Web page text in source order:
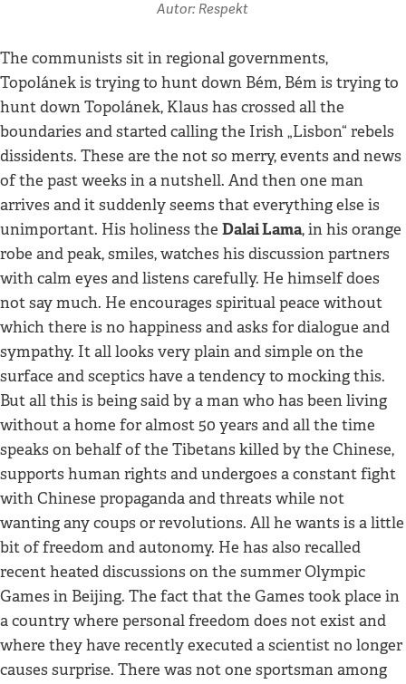
Autor: Respekt
The communists sit in regional governments,
Topolánek is trying to hunt down Bém, Bém is trying to
hunt down Topolánek, Klaus has crossed all the
boundaries and started calling the Irish „Lisbon“ rebels
dissidents. These are the not so merry, events and news
of the past weeks in a nutshell. And then one man
arrives and it suddenly seems that everything else is
unimportant. His holiness the Dalai Lama, in his orange
robe and peak, smiles, watches his discussion partners
with calm eyes and listens carefully. He himself does
not say much. He encourages spiritual peace without
which there is no happiness and asks for dialogue and
sympathy. It all looks very plain and simple on the
surface and sceptics have a tendency to mocking this.
But all this is being said by a man who has been living
without a home for almost 50 years and all the time
speaks on behalf of the Tibetans killed by the Chinese,
supports human rights and undergoes a constant fight
with Chinese propaganda and threats while not
wanting any coups or revolutions. All he wants is a little
bit of freedom and autonomy. He has also recalled
recent heated discussions on the summer Olympic
Games in Beijing. The fact that the Games took place in
a country where personal freedom does not exist and
where they have recently executed a scientist no longer
causes surprise. There was not one sportsman among